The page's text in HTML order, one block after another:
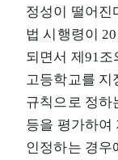
정성이 떨어진
법 시행령이
되면서 제91조
고등학교를 지
규칙으로 정하
등을 평가하여
인정하는 경우